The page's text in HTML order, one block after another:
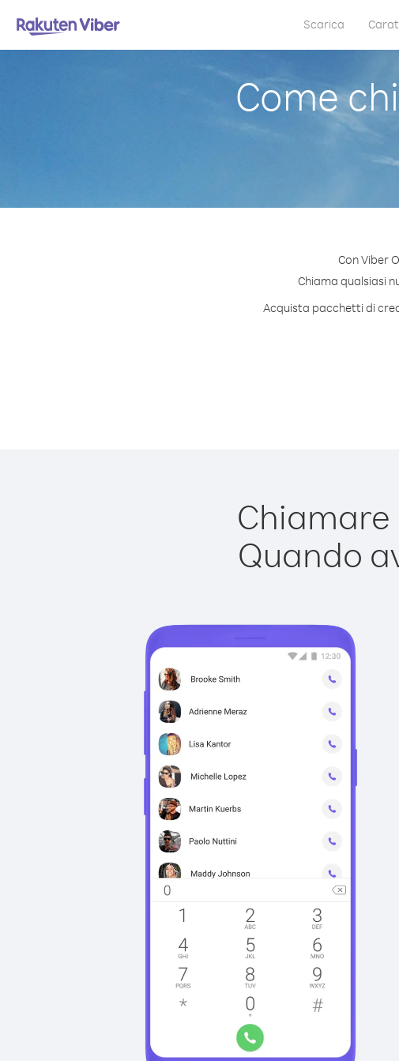
Scarica
Come
Con Viber
Chiama qualsiasi
Acquista pacchetti di
Chiamare
Quando